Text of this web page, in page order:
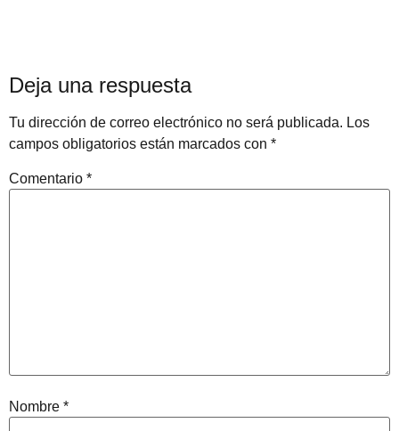
Deja una respuesta
Tu dirección de correo electrónico no será publicada. Los
campos obligatorios están marcados con *
Comentario *
Nombre *